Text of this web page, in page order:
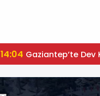
14:04 Gaziantep’te Dev